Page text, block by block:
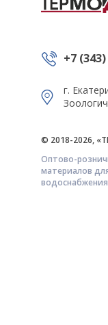
+7
г.
© 2018-2026,
Оптово-
материалов